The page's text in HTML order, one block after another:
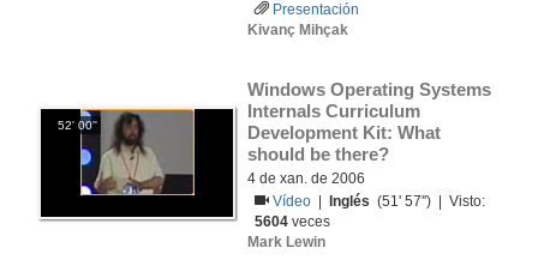
Presentación
Kivanç Mihçak
52' 00''
Windows Operating Systems
Internals Curriculum
Development Kit: What
should be there?
4 de xan. de 2006
Vídeo
Inglés (51' 57'') | Visto:
5604 veces
Mark Lewin